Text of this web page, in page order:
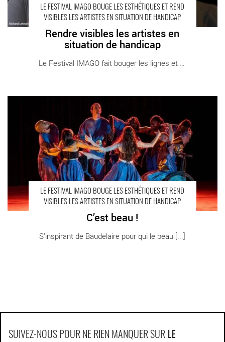
LE FESTIVAL IMAGO BOUGE LES ESTHÉTIQUES ET REND
VISIBLES LES ARTISTES EN SITUATION DE HANDICAP
Rendre visibles les artistes en
situation de handicap
Le Festival IMAGO fait bouger les lignes et [...]
LE FESTIVAL IMAGO BOUGE LES ESTHÉTIQUES ET REND
VISIBLES LES ARTISTES EN SITUATION DE HANDICAP
C’est beau !
S’inspirant de Baudelaire pour qui le beau [...]
C’est beau ! - Critique sortie
SUIVEZ-NOUS POUR NE RIEN MANQUER SUR LE